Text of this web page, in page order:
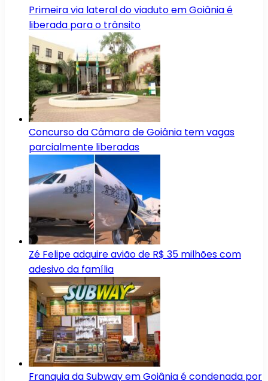
Primeira via lateral do viaduto em Goiânia é
liberada para o trânsito
Concurso da Câmara de Goiânia tem vagas
parcialmente liberadas
Zé Felipe adquire avião de R$ 35 milhões com
adesivo da família
Franquia da Subway em Goiânia é condenada por